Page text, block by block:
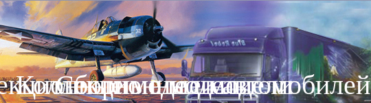
Сборные модели
модели автомобилей
Коллекционные модели